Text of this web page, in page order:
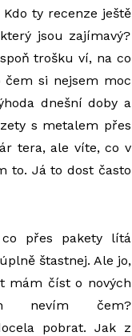
ty recenze ještě
jsou zajímavý?
trošku ví, na co
čem si nejsem moc
dnešní doby a
s metalem přes
tera, ale víte, co v
to. Já to dost často
přes pakety lítá
štastnej. Ale jo,
mám číst o nových
nevím čem?
pobrat. Jak z